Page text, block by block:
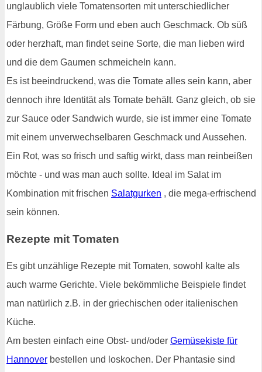
unglaublich viele Tomatensorten mit unterschiedlicher
Färbung, Größe Form und eben auch Geschmack. Ob süß
oder herzhaft, man findet seine Sorte, die man lieben wird
und die dem Gaumen schmeicheln kann.
Es ist beeindruckend, was die Tomate alles sein kann, aber
dennoch ihre Identität als Tomate behält. Ganz gleich, ob sie
zur Sauce oder Sandwich wurde, sie ist immer eine Tomate
mit einem unverwechselbaren Geschmack und Aussehen.
Ein Rot, was so frisch und saftig wirkt, dass man reinbeißen
möchte - und was man auch sollte. Ideal im Salat im
Kombination mit frischen Salatgurken , die mega-erfrischend
sein können.
Rezepte mit Tomaten
Es gibt unzählige Rezepte mit Tomaten, sowohl kalte als
auch warme Gerichte. Viele bekömmliche Beispiele findet
man natürlich z.B. in der griechischen oder italienischen
Küche.
Am besten einfach eine Obst- und/oder Gemüsekiste für
Hannover bestellen und loskochen. Der Phantasie sind